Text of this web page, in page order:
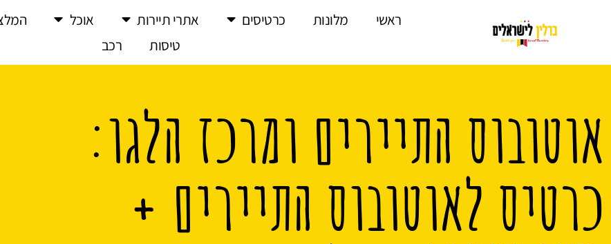
ראשי מלונות כרטיסים אתרי תיירות אוכל
טיסות
רכב
אוטובוס התיירים ומרכז הלגו:
כרטיס לאוטובוס התיירים +